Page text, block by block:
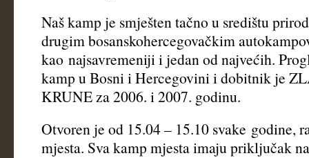
Naš kamp je smješten tačno u središtu
drugim bosanskohercegovačkim
kao najsavremeniji i jedan od najvećih.
kamp u Bosni i Hercegovini i dobitnik je
KRUNE za 2006. i 2007. godinu.
Otvoren je od 15.04 – 15.10 svake godine,
mjesta. Sva kamp mjesta imaju priključak